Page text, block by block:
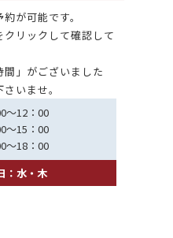
が可能です。
クリックして確認して
」がございました
いませ。
～12：00
～15：00
～18：00
：水・木